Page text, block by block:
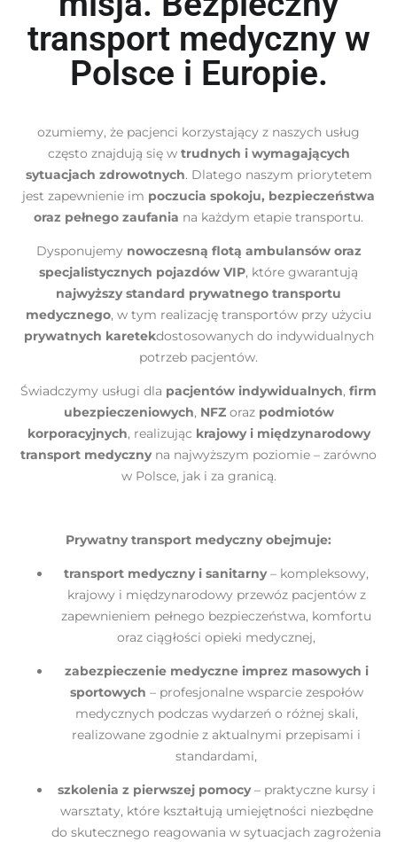
transport medyczny w
Polsce i Europie.
ozumiemy, że pacjenci korzystający z naszych usług
często znajdują się w trudnych i wymagających
sytuacjach zdrowotnych. Dlatego naszym priorytetem
jest zapewnienie im poczucia spokoju, bezpieczeństwa
oraz pełnego zaufania na każdym etapie transportu.
Dysponujemy nowoczesną flotą ambulansów oraz
specjalistycznych pojazdów VIP, które gwarantują
najwyższy standard prywatnego transportu
medycznego, w tym realizację transportów przy użyciu
prywatnych karetekdostosowanych do indywidualnych
potrzeb pacjentów.
Świadczymy usługi dla pacjentów indywidualnych, firm
ubezpieczeniowych, NFZoraz podmiotów
korporacyjnych, realizując krajowy i międzynarodowy
transport medycznyna najwyższym poziomie – zarówno
w Polsce, jak i za granicą.
Prywatny transport medyczny obejmuje:
transport medyczny i sanitarny– kompleksowy,
krajowy i międzynarodowy przewóz pacjentów z
zapewnieniem pełnego bezpieczeństwa, komfortu
oraz ciągłości opieki medycznej,
zabezpieczenie medyczne imprez masowych i
sportowych – profesjonalne wsparcie zespołów
medycznych podczas wydarzeń o różnej skali,
realizowane zgodnie z aktualnymi przepisami i
standardami,
szkolenia z pierwszej pomocy– praktyczne kursy i
warsztaty, które kształtują umiejętności niezbędne
do skutecznego reagowania w sytuacjach zagrożenia